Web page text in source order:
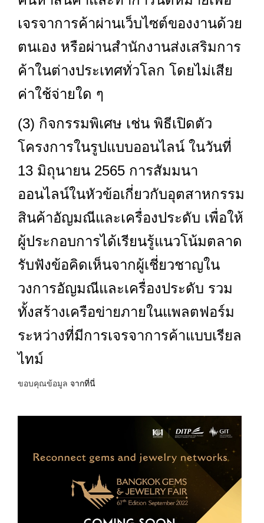
เจรจาการค้าผ่านเว็บไซต์ของงานด้วย
ตนเอง หรือผ่านสำนักงานส่งเสริมการ
ค้าในต่างประเทศทั่วโลก โดยไม่เสีย
ค่าใช้จ่ายใด ๆ
(3) กิจกรรมพิเศษ เช่น พิธีเปิดตัว
โครงการในรูปแบบออนไลน์ ในวันที่
13 มิถุนายน 2565 การสัมมนา
ออนไลน์ในหัวข้อเกี่ยวกับอุตสาหกรรม
สินค้าอัญมณีและเครื่องประดับ เพื่อให้
ผู้ประกอบการได้เรียนรู้แนวโน้มตลาด
รับฟังข้อคิดเห็นจากผู้เชี่ยวชาญใน
วงการอัญมณีและเครื่องประดับ รวม
ทั้งสร้างเครือข่ายภายในแพลตฟอร์ม
ระหว่างที่มีการเจรจาการค้าแบบเรียล
ไทม์
ขอบคุณข้อมูล จากที่นี่